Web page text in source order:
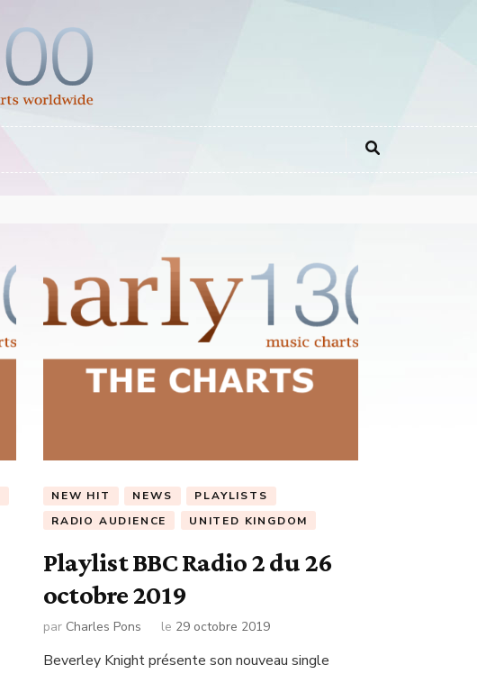
NEW HIT NEWS
PLAYLISTS
RADIO AUDIENCE
UNITED KINGDOM
Playlist BBC Radio 2 du 26
octobre 2019
par Charles Pons le 29 octobre 2019
Beverley Knight présente son nouveau single